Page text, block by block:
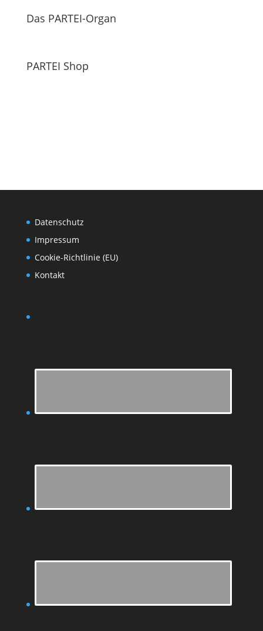
Das PARTEI-Organ
PARTEI Shop
Datenschutz
Impressum
Cookie-Richtlinie (EU)
Kontakt